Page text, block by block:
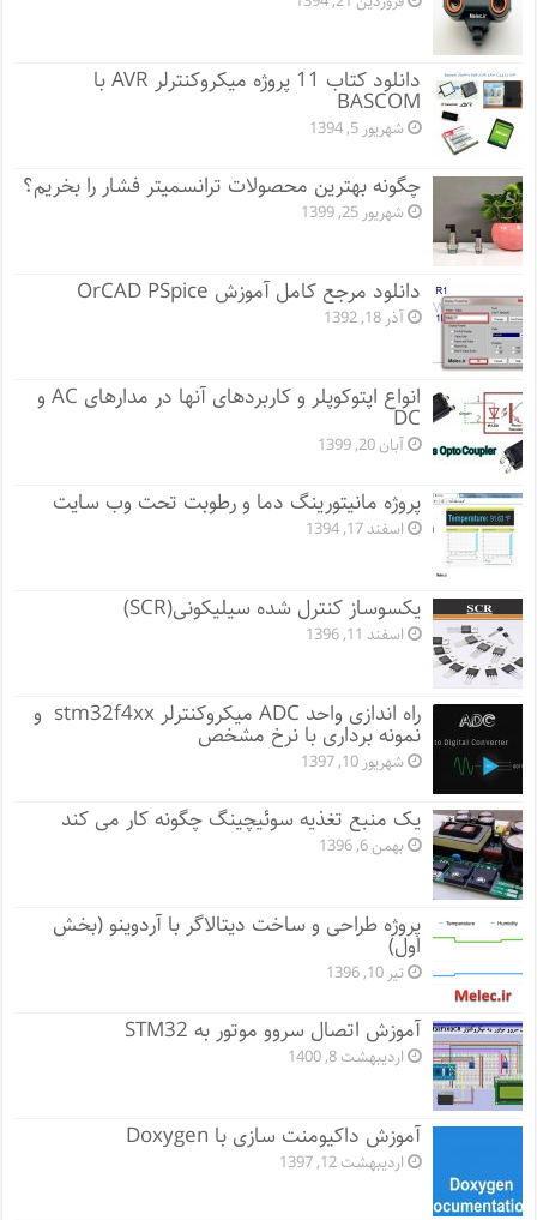
دانلود کتاب 11 پروژه میکروکنترلر AVR با
BASCOM
شهریور 5, 1394
چگونه بهترین محصولات ترانسمیتر فشار را بخریم؟
شهریور 25, 1399
دانلود مرجع کامل آموزش OrCAD PSpice
آذر 18, 1392
انواع اپتوکوپلر و کاربردهای آنها در مدارهای AC و
DC
آبان 20, 1399
پروژه مانيتورينگ دما و رطوبت تحت وب سایت
اسفند 17, 1394
یکسوساز کنترل شده سیلیکونی(SCR)
اسفند 11, 1396
راه اندازی واحد ADC میکروکنترلر stm32f4xx و
نمونه برداری با نرخ مشخص
شهریور 10, 1397
یک منبع تغذیه سوئیچینگ چگونه کار می کند
بهمن 6, 1396
پروژه طراحی و ساخت دیتالاگر با آردوینو (بخش
اول)
تیر 10, 1396
آموزش اتصال سروو موتور به STM32
اردیبهشت 8, 1400
آموزش داکیومنت سازی با Doxygen
اردیبهشت 12, 1397